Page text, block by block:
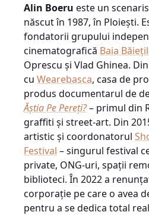
Alin Boeru este un
născut în 1987, în Ploieşti.
fondatorii grupului
cinematografică Baia
Oprescu și Vlad Ghinea.
cu Wearebasca, casa de
produs documentarul de
Ăștia Pe Pereți?– primul din
graffiti și street-art. Din
artistic și coordonatorul
Festival – singurul festival
private, ONG-uri, spații
biblioteci. În 2022 a
corporație pe care o avea
pentru a se dedica total